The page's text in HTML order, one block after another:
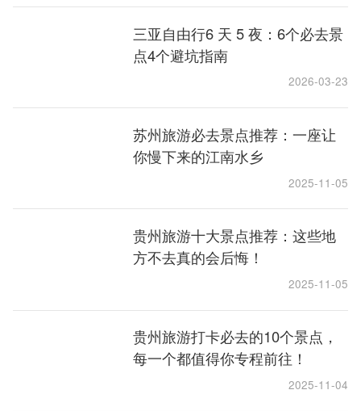
三亚自由行6 天 5 夜：6个必去景
点4个避坑指南
2026-03-23
苏州旅游必去景点推荐：一座让
你慢下来的江南水乡
2025-11-05
贵州旅游十大景点推荐：这些地
方不去真的会后悔！
2025-11-05
贵州旅游打卡必去的10个景点，
每一个都值得你专程前往！
2025-11-04